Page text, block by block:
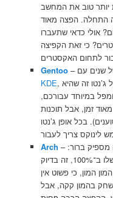
יותר טוב את המחשב
התחלה. הפצה מאוד
אולי כדאי שתעברו
כי זאת הקפיצה
Gentoo
שנים עם
KDE, אולי תרצו להתנסות בה. הקטע העיקרי של ג’נטו זה שהיא
במיוחד עבורכם,
זמן, אבל תוכנות
בכל אופן ג’נטו
Arch
מספיק ברור:
מעולה!!!! (!!!). מי שאוהב לשלוט במחשב שלו ב־100%, זה בדיוק
המון, כי פשוט אין
בהמון קקה, אבל